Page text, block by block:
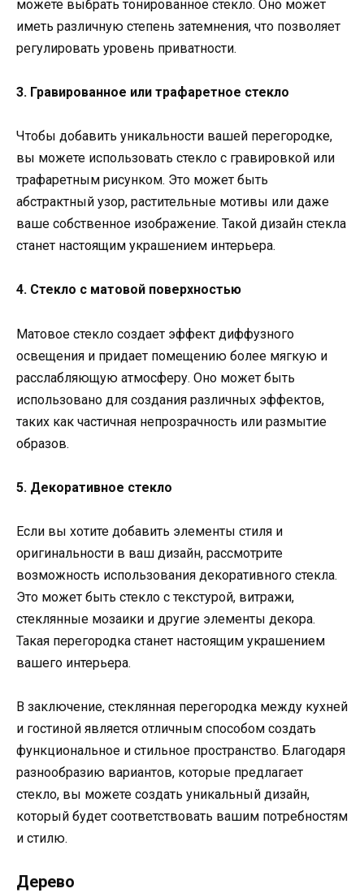
можете выбрать тонированное стекло. Оно может
иметь различную степень затемнения, что позволяет
регулировать уровень приватности.
3. Гравированное или трафаретное стекло
Чтобы добавить уникальности вашей перегородке,
вы можете использовать стекло с гравировкой или
трафаретным рисунком. Это может быть
абстрактный узор, растительные мотивы или даже
ваше собственное изображение. Такой дизайн стекла
станет настоящим украшением интерьера.
4. Стекло с матовой поверхностью
Матовое стекло создает эффект диффузного
освещения и придает помещению более мягкую и
расслабляющую атмосферу. Оно может быть
использовано для создания различных эффектов,
таких как частичная непрозрачность или размытие
образов.
5. Декоративное стекло
Если вы хотите добавить элементы стиля и
оригинальности в ваш дизайн, рассмотрите
возможность использования декоративного стекла.
Это может быть стекло с текстурой, витражи,
стеклянные мозаики и другие элементы декора.
Такая перегородка станет настоящим украшением
вашего интерьера.
В заключение, стеклянная перегородка между кухней
и гостиной является отличным способом создать
функциональное и стильное пространство. Благодаря
разнообразию вариантов, которые предлагает
стекло, вы можете создать уникальный дизайн,
который будет соответствовать вашим потребностям
и стилю.
Дерево